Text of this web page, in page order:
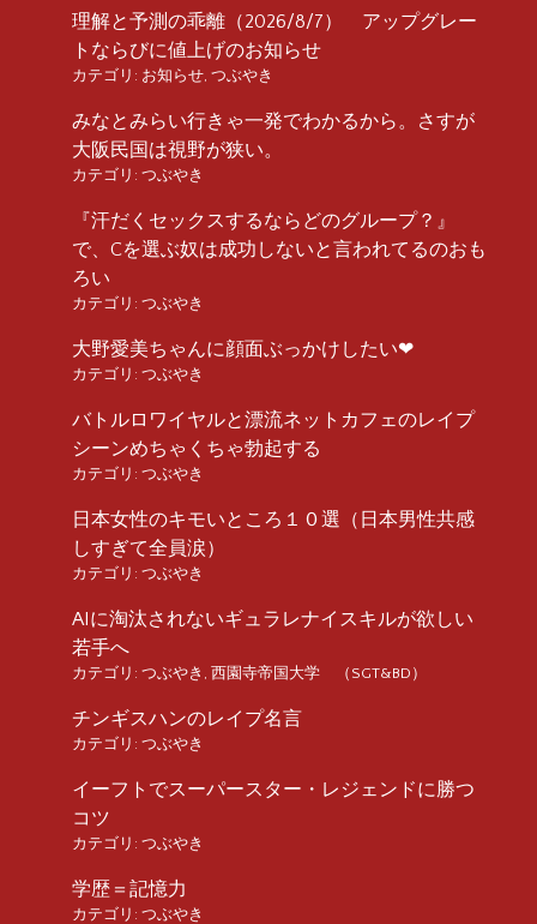
理解と予測の乖離（2026/8/7） アップグレー
トならびに値上げのお知らせ
カテゴリ: お知らせ つぶやき
みなとみらい行きゃ一発でわかるから。さすが
大阪民国は視野が狭い。
カテゴリ: つぶやき
『汗だくセックスするならどのグループ？』
で、Cを選ぶ奴は成功しないと言われてるのおも
ろい
カテゴリ: つぶやき
大野愛美ちゃんに顔面ぶっかけしたい❤︎
カテゴリ: つぶやき
バトルロワイヤルと漂流ネットカフェのレイプ
シーンめちゃくちゃ勃起する
カテゴリ: つぶやき
日本女性のキモいところ１０選（日本男性共感
しすぎて全員涙）
カテゴリ: つぶやき
AIに淘汰されないギュラレナイスキルが欲しい
若手へ
カテゴリ: つぶやき 西園寺帝国大学 （SGT&BD）
チンギスハンのレイプ名言
カテゴリ: つぶやき
イーフトでスーパースター・レジェンドに勝つ
コツ
カテゴリ: つぶやき
学歴＝記憶力
カテゴリ: つぶやき